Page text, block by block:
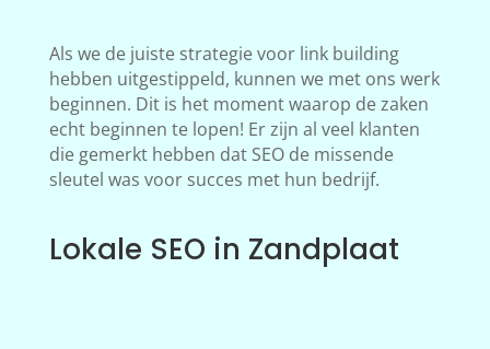
Als we de juiste strategie voor link building
hebben uitgestippeld, kunnen we met ons werk
beginnen. Dit is het moment waarop de zaken
echt beginnen te lopen! Er zijn al veel klanten
die gemerkt hebben dat SEO de missende
sleutel was voor succes met hun bedrijf.
Lokale SEO in Zandplaat